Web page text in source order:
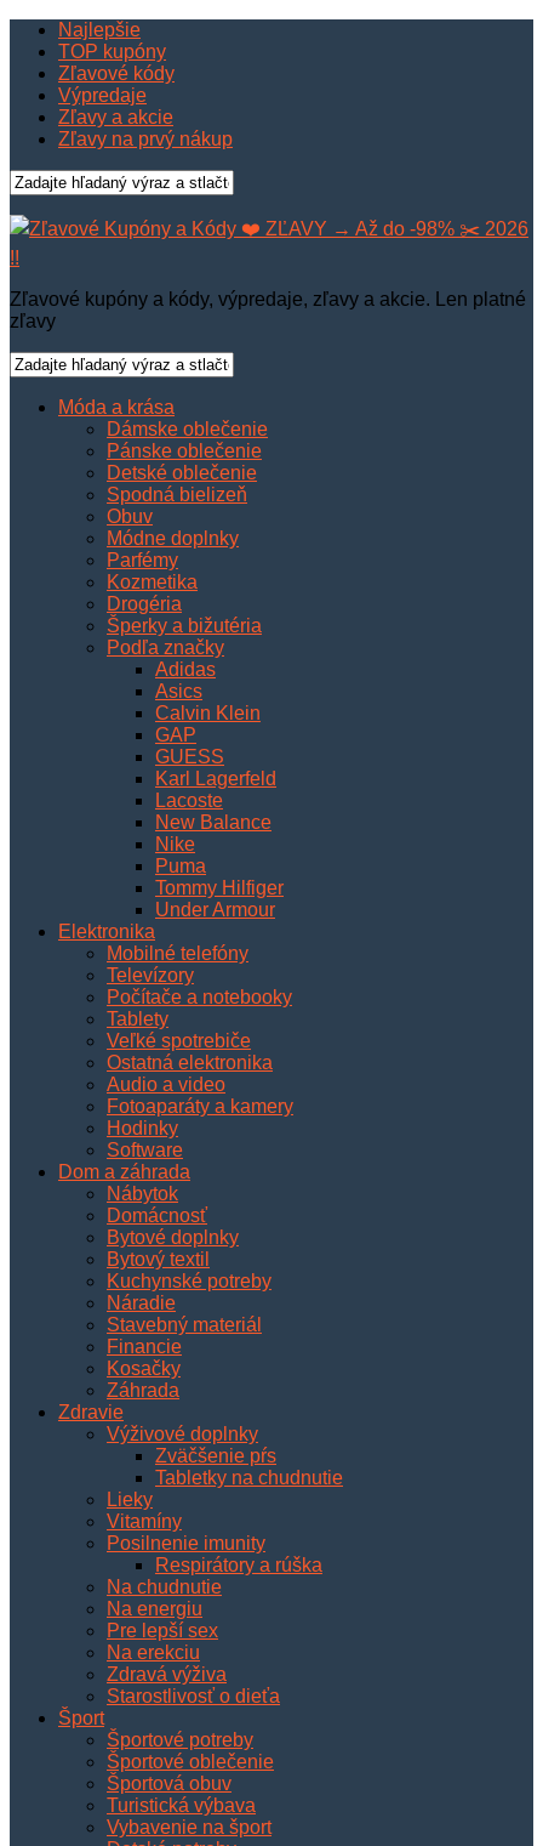
Najlepšie
TOP kupóny
Zľavové kódy
Výpredaje
Zľavy a akcie
Zľavy na prvý nákup
Zľavové kupóny a kódy, výpredaje, zľavy a akcie. Len platné
zľavy
Móda a krása
Dámske oblečenie
Pánske oblečenie
Detské oblečenie
Spodná bielizeň
Obuv
Módne doplnky
Parfémy
Kozmetika
Drogéria
Šperky a bižutéria
Podľa značky
Adidas
Asics
Calvin Klein
GAP
GUESS
Karl Lagerfeld
Lacoste
New Balance
Nike
Puma
Tommy Hilfiger
Under Armour
Elektronika
Mobilné telefóny
Televízory
Počítače a notebooky
Tablety
Veľké spotrebiče
Ostatná elektronika
Audio a video
Fotoaparáty a kamery
Hodinky
Software
Dom a záhrada
Nábytok
Domácnosť
Bytové doplnky
Bytový textil
Kuchynské potreby
Náradie
Stavebný materiál
Financie
Kosačky
Záhrada
Zdravie
Výživové doplnky
Zväčšenie pŕs
Tabletky na chudnutie
Lieky
Vitamíny
Posilnenie imunity
Respirátory a rúška
Na chudnutie
Na energiu
Pre lepší sex
Na erekciu
Zdravá výživa
Starostlivosť o dieťa
Šport
Športové potreby
Športové oblečenie
Športová obuv
Turistická výbava
Vybavenie na šport